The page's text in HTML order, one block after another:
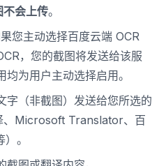
不会上传。
您主动选择百度云端 OCR
，您的截图将发送给该服
为用户主动选择启用。
字（非截图）发送给您所选的
、Microsoft Translator、百
。